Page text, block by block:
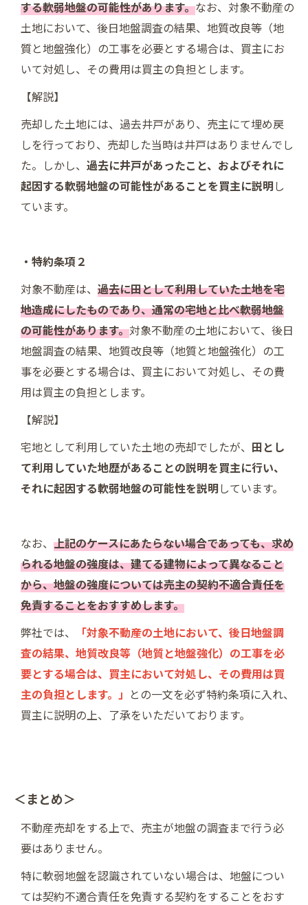
する軟弱地盤の可能性があります。なお、対象不動産の
土地において、後日地盤調査の結果、地質改良等（地
質と地盤強化）の工事を必要とする場合は、買主にお
いて対処し、その費用は買主の負担とします。
【解説】
売却した土地には、過去井戸があり、売主にて埋め戻
しを行っており、売却した当時は井戸はありませんでし
た。しかし、 過去に井戸があったこと、およびそれに
起因する軟弱地盤の可能性があることを買主に説明し
ています。
・特約条項２
対象不動産は、 過去に田として利用していた土地を宅
地造成にしたものであり、通常の宅地と比べ軟弱地盤
の可能性があります。対象不動産の土地において、後日
地盤調査の結果、地質改良等（地質と地盤強化）の工
事を必要とする場合は、買主において対処し、その費
用は買主の負担とします。
【解説】
宅地として利用していた土地の売却でしたが、 田とし
て利用していた地歴があることの説明を買主に行い、
それに起因する軟弱地盤の可能性を説明しています。
なお、 上記のケースにあたらない場合であっても、求め
られる地盤の強度は、建てる建物によって異なること
から、地盤の強度については売主の契約不適合責任を
免責することをおすすめします。
弊社では、
「対象不動産の土地において、後日地盤調
査の結果、地質改良等（地質と地盤強化）の工事を必
要とする場合は、買主において対処し、その費用は買
主の負担とします。」 との一文を必ず特約条項に入れ、
買主に説明の上、了承をいただいております。
＜まとめ＞
不動産売却をする上で、売主が地盤の調査まで行う必
要はありません。
特に軟弱地盤を認識されていない場合は、地盤につい
ては契約不適合責任を免責する契約をすることをおす